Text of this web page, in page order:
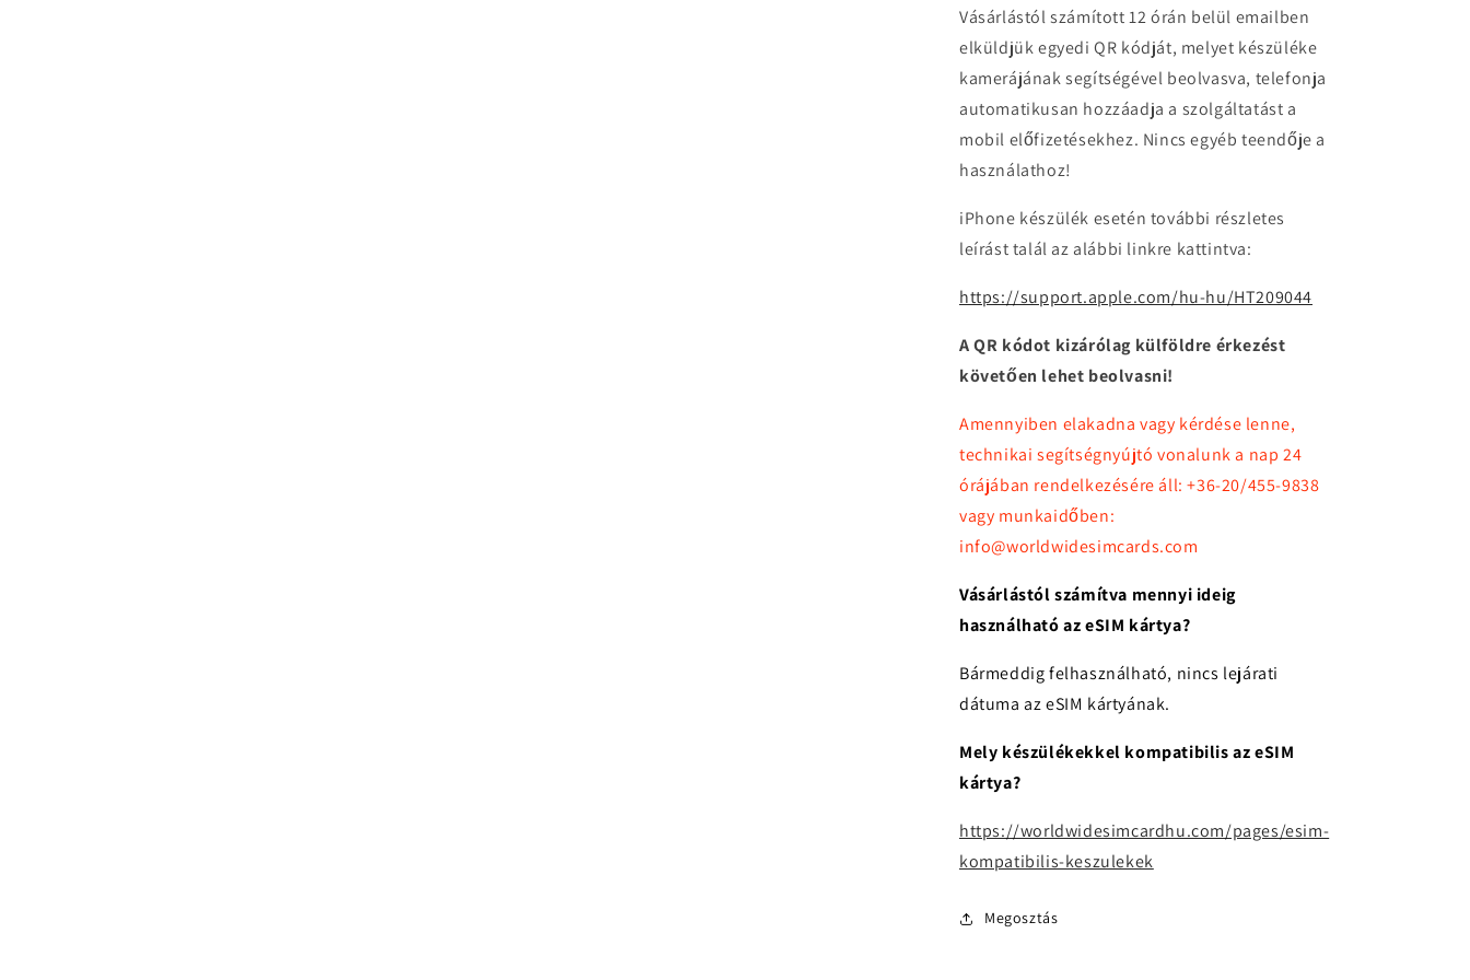
Vásárlástól számított 12 órán belül emailben
elküldjük egyedi QR kódját, melyet készüléke
kamerájának segítségével beolvasva, telefonja
automatikusan hozzáadja a szolgáltatást a
mobil előfizetésekhez. Nincs egyéb teendője a
használathoz!
iPhone készülék esetén további részletes
leírást talál az alábbi linkre kattintva:
https://support.apple.com/hu-hu/HT209044
A QR kódot kizárólag külföldre érkezést
követően lehet beolvasni!
Amennyiben elakadna vagy kérdése lenne,
technikai segítségnyújtó vonalunk a nap 24
órájában rendelkezésére áll: +36-20/455-9838
vagy munkaidőben:
info@worldwidesimcards.com
Vásárlástól számítva mennyi ideig
használható az eSIM kártya?
Bármeddig felhasználható, nincs lejárati
dátuma az eSIM kártyának.
Mely készülékekkel kompatibilis az eSIM
kártya?
https://worldwidesimcardhu.com/pages/esim-
kompatibilis-keszulekek
Megosztás